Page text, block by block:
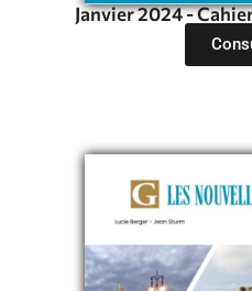
Janvier 2024 -